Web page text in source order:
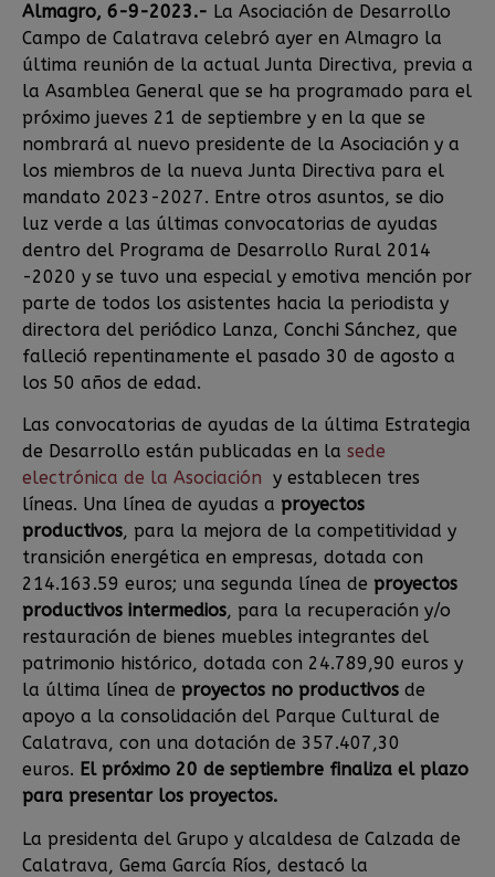
Almagro, 6-9-2023.- La Asociación de Desarrollo
Campo de Calatrava celebró ayer en Almagro la
última reunión de la actual Junta Directiva, previa a
la Asamblea General que se ha programado para el
próximo jueves 21 de septiembre y en la que se
nombrará al nuevo presidente de la Asociación y a
los miembros de la nueva Junta Directiva para el
mandato 2023-2027. Entre otros asuntos, se dio
luz verde a las últimas convocatorias de ayudas
dentro del Programa de Desarrollo Rural 2014
-2020 y se tuvo una especial y emotiva mención por
parte de todos los asistentes hacia la periodista y
directora del periódico Lanza, Conchi Sánchez, que
falleció repentinamente el pasado 30 de agosto a
los 50 años de edad.
Las convocatorias de ayudas de la última Estrategia
de Desarrollo están publicadas en la sede
electrónica de la Asociación y establecen tres
líneas. Una línea de ayudas a proyectos
productivos, para la mejora de la competitividad y
transición energética en empresas, dotada con
214.163.59 euros; una segunda línea de proyectos
productivos intermedios, para la recuperación y/o
restauración de bienes muebles integrantes del
patrimonio histórico, dotada con 24.789,90 euros y
la última línea de proyectos no productivos de
apoyo a la consolidación del Parque Cultural de
Calatrava, con una dotación de 357.407,30
euros. El próximo 20 de septiembre finaliza el plazo
para presentar los proyectos.
La presidenta del Grupo y alcaldesa de Calzada de
Calatrava, Gema García Ríos, destacó la